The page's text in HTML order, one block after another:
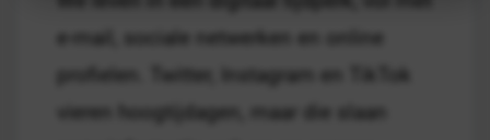
e-mail, sociale netwerken en online
profielen. Twitter, Instagram en TikTok
vieren hoogtijdagen, maar die slaan